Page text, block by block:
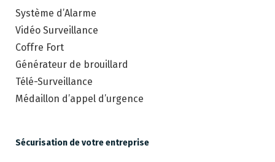
Système d’Alarme
Vidéo Surveillance
Coffre Fort
Générateur de brouillard
Télé-Surveillance
Médaillon d’appel d’urgence
Sécurisation de votre entreprise